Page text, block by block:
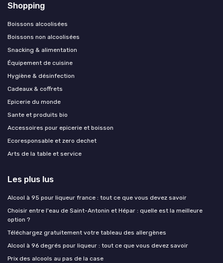
Shopping
Boissons alcoolisées
Boissons non alcoolisées
Snacking & alimentation
Équipement de cuisine
Hygiène & désinfection
Cadeaux & coffrets
Epicerie du monde
Sante et produits bio
Accessoires pour epicerie et boisson
Ecoresponsable et zero dechet
Arts de la table et service
Les plus lus
Alcool à 95 pour liqueur france : tout ce que vous devez savoir
Choisir entre l'eau de Saint-Antonin et Hépar : quelle est la meilleure
option ?
Téléchargez gratuitement votre tableau des allergènes
Alcool à 96 degrés pour liqueur : tout ce que vous devez savoir
Prix des alcools au pas de la case